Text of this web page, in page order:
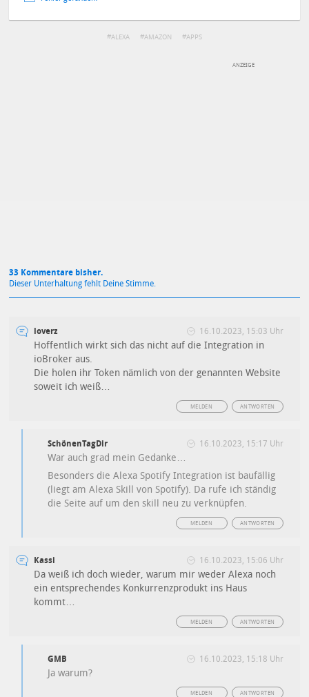
ALEXA AMAZON APPS
33 Kommentare bisher.
Dieser Unterhaltung fehlt Deine Stimme.
loverz 16.10.2023, 15:03 Uhr
Hoffentlich wirkt sich das nicht auf die Integration in
ioBroker aus.
Die holen ihr Token nämlich von der genannten Website
soweit ich weiß…
ANTWORTEN
MELDEN
SchönenTagDir 16.10.2023, 15:17 Uhr
War auch grad mein Gedanke…
Besonders die Alexa Spotify Integration ist baufällig
(liegt am Alexa Skill von Spotify). Da rufe ich ständig
die Seite auf um den skill neu zu verknüpfen.
ANTWORTEN
MELDEN
Kassi 16.10.2023, 15:06 Uhr
Da weiß ich doch wieder, warum mir weder Alexa noch
ein entsprechendes Konkurrenzprodukt ins Haus
kommt…
ANTWORTEN
MELDEN
GMB 16.10.2023, 15:18 Uhr
Ja warum?
ANTWORTEN
MELDEN